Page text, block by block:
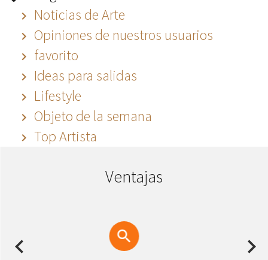
Noticias de Arte
Opiniones de nuestros usuarios
favorito
Ideas para salidas
Lifestyle
Objeto de la semana
Top Artista
Ventajas